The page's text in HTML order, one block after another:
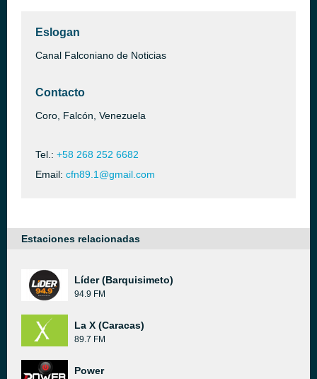
Eslogan
Canal Falconiano de Noticias
Contacto
Coro, Falcón, Venezuela
Tel.: +58 268 252 6682
Email: cfn89.1@gmail.com
Estaciones relacionadas
Líder (Barquisimeto)
94.9 FM
La X (Caracas)
89.7 FM
Power